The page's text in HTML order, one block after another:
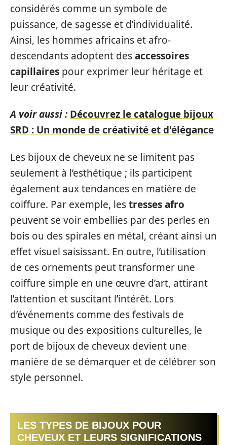
considérés comme un symbole de
puissance, de sagesse et d’individualité.
Ainsi, les hommes africains et afro-
descendants adoptent desaccessoires
capillaires pour exprimer leur héritage et
leur créativité.
A voir aussi : Découvrez le catalogue bijoux
SRD : Un monde de créativité et d'élégance
Les bijoux de cheveux ne se limitent pas
seulement à l’esthétique ; ils participent
également aux tendances en matière de
coiffure. Par exemple, lestresses afro
peuvent se voir embellies par des perles en
bois ou des spirales en métal, créant ainsi un
effet visuel saisissant. En outre, l’utilisation
de ces ornements peut transformer une
coiffure simple en une œuvre d’art, attirant
l’attention et suscitant l’intérêt. Lors
d’événements comme des festivals de
musique ou des expositions culturelles, le
port de bijoux de cheveux devient une
manière de se démarquer et de célébrer son
style personnel.
LES TYPES DE BIJOUX POUR
CHEVEUX ET LEURS SIGNIFICATIONS